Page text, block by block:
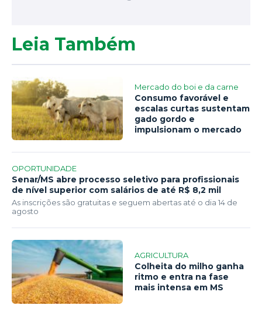
Leia Também
Mercado do boi e da carne
Consumo favorável e
escalas curtas sustentam
gado gordo e
impulsionam o mercado
OPORTUNIDADE
Senar/MS abre processo seletivo para profissionais
de nível superior com salários de até R$ 8,2 mil
As inscrições são gratuitas e seguem abertas até o dia 14 de
agosto
AGRICULTURA
Colheita do milho ganha
ritmo e entra na fase
mais intensa em MS